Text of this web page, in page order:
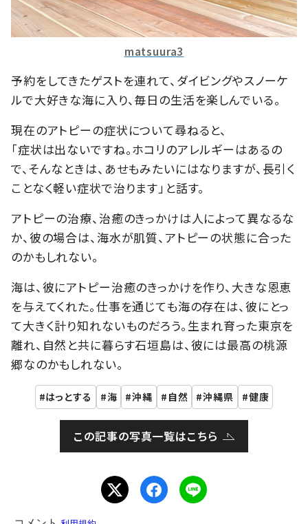
matsuura3
予約をしてきたゲストを連れて、ダイビングやスノーケ
ルで大好きな海に入り、毎日の生活を楽しんでいる。
現在のアトピーの症状について尋ねると、
「症状は出ないですね。ホコリのアレルギーはあるの
で、そんなときは、あせもみたいにはなりますが、長引く
ことなく軽い症状で治ります」と話す。
アトピーの治療、治癒のきっかけは人によって異なるな
か、彼の場合は、海水が肌質、アトピーの状態に合った
のかもしれない。
海は、彼にアトピー治癒のきっかけを作り、大きな恩恵
を与えてくれた。仕事を通じても海の存在は、彼にとっ
て大きく計り知れないものだろう。生まれ育った東京を
離れ、自然と共に暮らす石垣島は、彼には最高の桃源
郷なのかもしれない。
はっとする 海 沖縄 自然 沖縄県 健康
この記事の写真一覧はこちら